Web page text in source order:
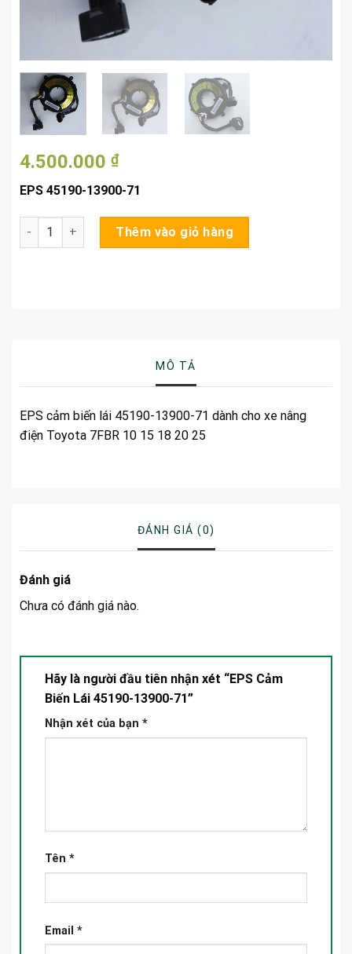
4.500.000 ₫
EPS 45190-13900-71
EPS Cảm Biến Lái 45190-13900-71 số lượng
Thêm vào giỏ hàng
MÔ TẢ
EPS cảm biến lái 45190-13900-71 dành cho xe nâng
điện Toyota 7FBR 10 15 18 20 25
ĐÁNH GIÁ (0)
Đánh giá
Chưa có đánh giá nào.
Hãy là người đầu tiên nhận xét “EPS Cảm
Biến Lái 45190-13900-71”
Nhận xét của bạn *
Tên *
Email *